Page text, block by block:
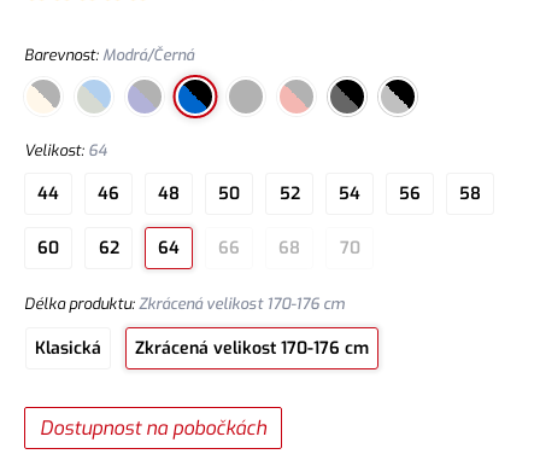
Barevnost:Modrá/Černá
Velikost: 64
44 46 48 50 52 54 56 58
60 62 64 66 68 70
Délka produktu:Zkrácená velikost 170-176 cm
Klasická Zkrácená velikost 170-176 cm
Dostupnost na pobočkách